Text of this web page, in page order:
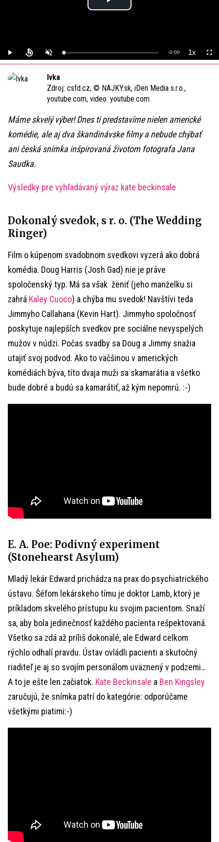
Play
Play UnmuteLoaded:
0%
Remaining
-0:00 1xPlayback
Rate
Ivka
Zdroj: csfd.cz, © NAJKY.sk, iDen Media s.r.o.,
youtube.com, video: youtube.com
Máme skvelý výber! Dnes ti predstavíme nielen americké
komédie, ale aj dva škandinávske filmy a nebude chýbať
ani česká snímka inšpirovaná životom fotografa Jana
Saudka.
Výsledky pre vyhľadávaný výraz kate beckinsale
Dokonalý svedok, s r. o. (The Wedding
Ringer)
Film o kúpenom svadobnom svedkovi vyzerá ako dobrá
komédia. Doug Harris (Josh Gad) nie je práve
spoločenský typ. Má sa však ženiť (jeho manželku si
zahrá Kaley Cuoco) a chýba mu svedok! Navštívi teda
Jimmyho Callahana (Kevin Hart). Jimmyho spoločnosť
poskytuje najlepších svedkov pre sociálne nevyspelých
mužov v núdzi. Počas svadby sa Doug a Jimmy snažia
utajiť svoj podvod. Ako to väčšinou v amerických
komédiách býva, títo dvaja muži sa skamarátia a všetko
bude dobré a budú sa kamarátiť, až kým nepomrú. :-)
E. A. Poe: Podivný experiment
(Stonehearst Asylum)
Mladý lekár Edward prichádza na prax do psychiatrického
ústavu. Šéfom lekárskeho tímu je doktor Lamb, ktorý je
príkladom skvelého prístupu ku svojim pacientom. Snaží
sa, aby bola jedinečnosť každého pacienta rešpektovaná.
Všetko sa zdá až príliš dokonalé, ale Edward celkom
rýchlo odhalí pravdu. Ústav ovládli pacienti a skutočný
riaditeľ je aj so svojím personálom uväznený v podzemi…
A to je ešte len začiatok. Kate Beckinsale a Ben Kingsley
zaručujú, že snímka patrí do kategórie: odporúčame
všetkými piatimi:-)